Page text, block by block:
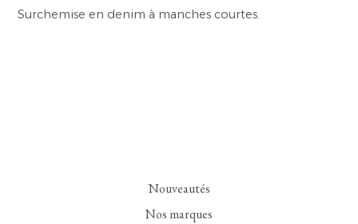
Surchemise en denim à manches courtes.
Nouveautés
Nos marques